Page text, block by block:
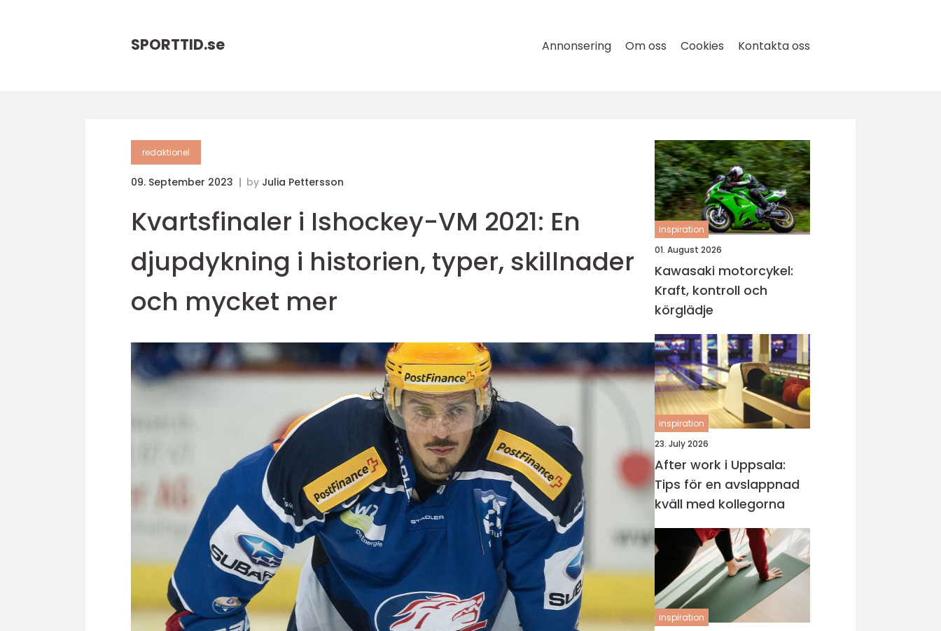
SPORTTID.se Annonsering Om oss Cookies Kontakta oss
redaktionel
09. September 2023 by Julia Pettersson
Kvartsfinaler i Ishockey-VM 2021: En
djupdykning i historien, typer, skillnader
och mycket mer
inspiration
01. August 2026
Kawasaki motorcykel:
Kraft, kontroll och
körglädje
inspiration
23. July 2026
After work i Uppsala:
Tips för en avslappnad
kväll med kollegorna
inspiration